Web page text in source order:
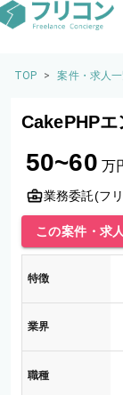
TOP > 案件・求人
CakePHP
50~60 万
業務委託(フ
この案件・求
特徴
業界
職種